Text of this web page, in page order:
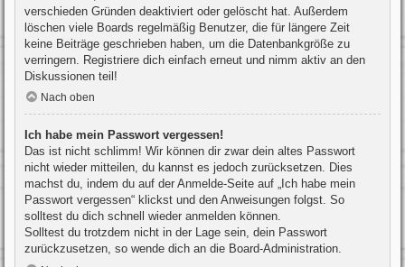
verschieden Gründen deaktiviert oder gelöscht hat. Außerdem
löschen viele Boards regelmäßig Benutzer, die für längere Zeit
keine Beiträge geschrieben haben, um die Datenbankgröße zu
verringern. Registriere dich einfach erneut und nimm aktiv an den
Diskussionen teil!
Nach oben
Ich habe mein Passwort vergessen!
Das ist nicht schlimm! Wir können dir zwar dein altes Passwort
nicht wieder mitteilen, du kannst es jedoch zurücksetzen. Dies
machst du, indem du auf der Anmelde-Seite auf „Ich habe mein
Passwort vergessen“ klickst und den Anweisungen folgst. So
solltest du dich schnell wieder anmelden können.
Solltest du trotzdem nicht in der Lage sein, dein Passwort
zurückzusetzen, so wende dich an die Board-Administration.